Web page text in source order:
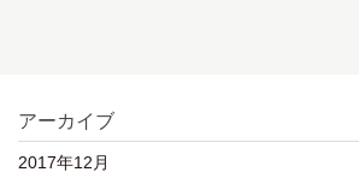
アーカイブ
2017年12月